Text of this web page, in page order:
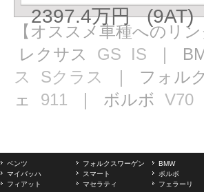
2397.4万円 (9AT)
【オススメ車種へのリン
レクサス GS IS ｜
ス
Sクラス ｜ フォル
ェ 911 ｜ ボルボ V70
ベンツ フォルクスワーゲン BMW
マイバッハ
スマート ボルボ
フィアット
マセラティ フェラーリ